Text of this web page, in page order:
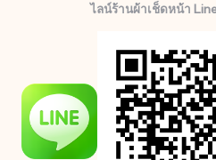
ไลน์ร้านผ้าเช็ดหน้า